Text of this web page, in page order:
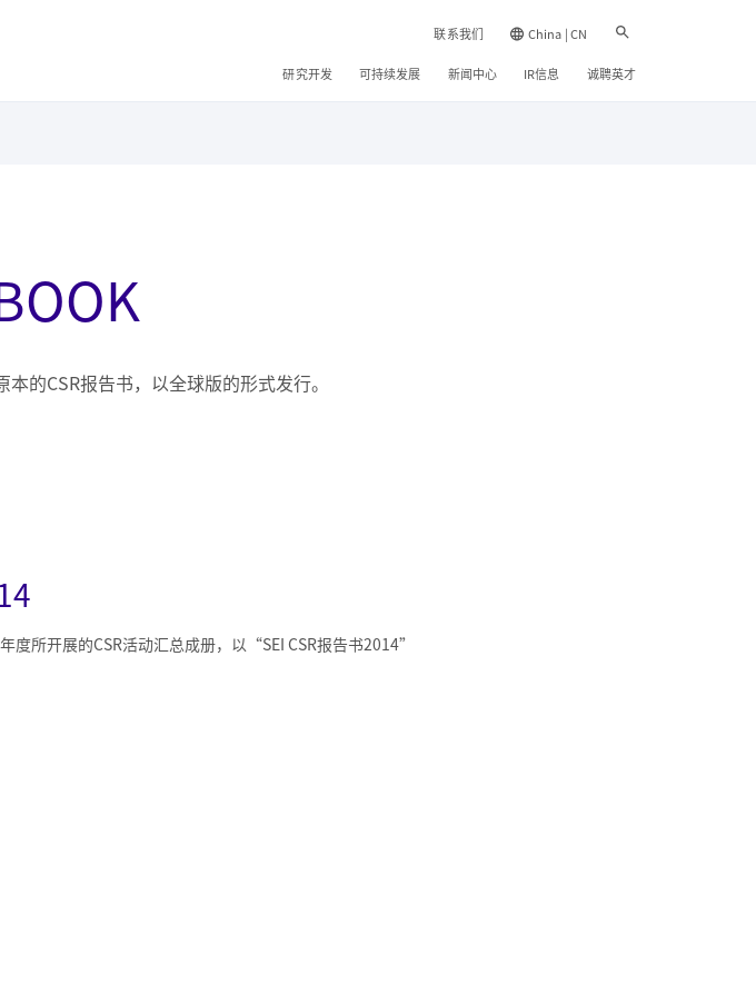
联系我们 China | CN
研究开发 可持续发展 新闻中心 IR信息 诚聘英才
的CSR报告书，以全球版的形式发行。
度所开展的CSR活动汇总成册，以“SEI CSR报告书2014”